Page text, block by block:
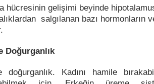
hücresinin gelişimi beyinde
salgılanan bazı hormonların
Doğurganlık
doğurganlık. Kadını hamile